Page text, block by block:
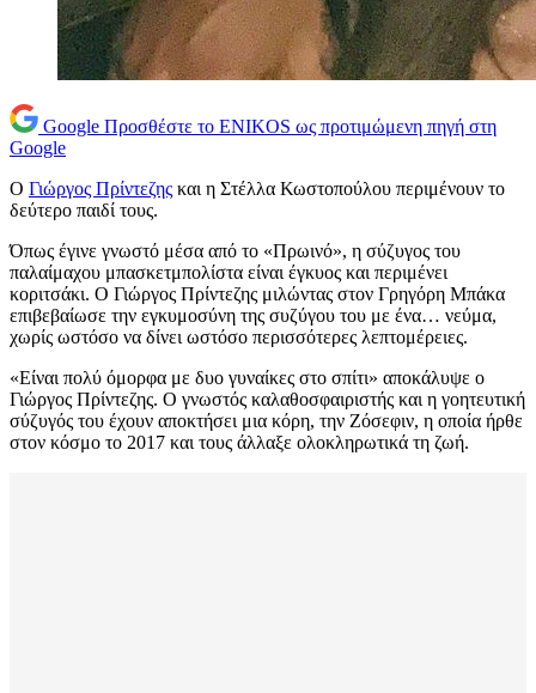
Google Προσθέστε το ENIKOS ως προτιμώμενη πηγή στη
Google
Ο Γιώργος Πρίντεζης και η Στέλλα Κωστοπούλου περιμένουν το
δεύτερο παιδί τους.
Όπως έγινε γνωστό μέσα από το «Πρωινό», η σύζυγος του
παλαίμαχου μπασκετμπολίστα είναι έγκυος και περιμένει
κοριτσάκι. Ο Γιώργος Πρίντεζης μιλώντας στον Γρηγόρη Μπάκα
επιβεβαίωσε την εγκυμοσύνη της συζύγου του με ένα… νεύμα,
χωρίς ωστόσο να δίνει ωστόσο περισσότερες λεπτομέρειες.
«Είναι πολύ όμορφα με δυο γυναίκες στο σπίτι» αποκάλυψε ο
Γιώργος Πρίντεζης. Ο γνωστός καλαθοσφαιριστής και η γοητευτική
σύζυγός του έχουν αποκτήσει μια κόρη, την Ζόσεφιν, η οποία ήρθε
στον κόσμο το 2017 και τους άλλαξε ολοκληρωτικά τη ζωή.